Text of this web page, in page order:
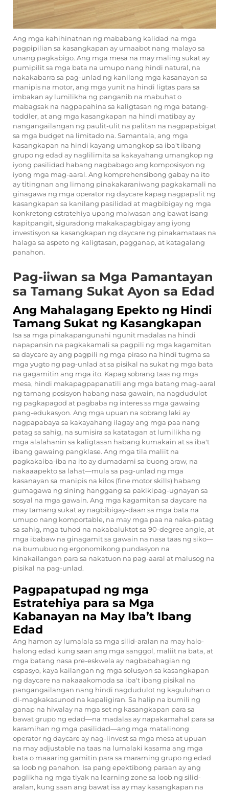
Ang mga kahihinatnan ng mababang kalidad na mga
pagpipilian sa kasangkapan ay umaabot nang malayo sa
unang pagkabigo. Ang mga mesa na may maling sukat ay
pumipilit sa mga bata na umupo nang hindi natural, na
nakakabarra sa pag-unlad ng kanilang mga kasanayan sa
manipis na motor, ang mga yunit na hindi ligtas para sa
imbakan ay lumilikha ng panganib na mabuhat o
mabagsak na nagpapahina sa kaligtasan ng mga batang-
toddler, at ang mga kasangkapan na hindi matibay ay
nangangailangan ng paulit-ulit na palitan na nagpapabigat
sa mga budget na limitado na. Samantala, ang mga
kasangkapan na hindi kayang umangkop sa iba't ibang
grupo ng edad ay naglilimita sa kakayahang umangkop ng
iyong pasilidad habang nagbabago ang komposisyon ng
iyong mga mag-aaral. Ang komprehensibong gabay na ito
ay titingnan ang limang pinakakaraniwang pagkakamali na
ginagawa ng mga operator ng daycare kapag nagpapalit ng
kasangkapan sa kanilang pasilidad at magbibigay ng mga
konkretong estratehiya upang maiwasan ang bawat isang
kapitpangit, siguradong makakapagbigay ang iyong
investisyon sa kasangkapan ng daycare ng pinakamataas na
halaga sa aspeto ng kaligtasan, pagganap, at katagalang
panahon.
Pag-iiwan sa Mga Pamantayan
sa Tamang Sukat Ayon sa Edad
Ang Mahalagang Epekto ng Hindi
Tamang Sukat ng Kasangkapan
Isa sa mga pinakapangunahi ngunit madalas na hindi
napapansin na pagkakamali sa pagpili ng mga kagamitan
sa daycare ay ang pagpili ng mga piraso na hindi tugma sa
mga yugto ng pag-unlad at sa pisikal na sukat ng mga bata
na gagamitin ang mga ito. Kapag sobrang taas ng mga
mesa, hindi makapagpapanatili ang mga batang mag-aaral
ng tamang posisyon habang nasa gawain, na nagdudulot
ng pagkapagod at pagbaba ng interes sa mga gawaing
pang-edukasyon. Ang mga upuan na sobrang laki ay
nagpapabaya sa kakayahang ilagay ang mga paa nang
patag sa sahig, na sumisira sa katatagan at lumilikha ng
mga alalahanin sa kaligtasan habang kumakain at sa iba't
ibang gawaing pangklase. Ang mga tila maliit na
pagkakaiba-iba na ito ay dumadami sa buong araw, na
nakaaapekto sa lahat—mula sa pag-unlad ng mga
kasanayan sa manipis na kilos (fine motor skills) habang
gumagawa ng sining hanggang sa pakikipag-ugnayan sa
sosyal na mga gawain. Ang mga kagamitan sa daycare na
may tamang sukat ay nagbibigay-daan sa mga bata na
umupo nang komportable, na may mga paa na naka-patag
sa sahig, mga tuhod na nakabaluktot sa 90-degree angle, at
mga ibabaw na ginagamit sa gawain na nasa taas ng siko—
na bumubuo ng ergonomikong pundasyon na
kinakailangan para sa nakatuon na pag-aaral at malusog na
pisikal na pag-unlad.
Pagpapatupad ng mga
Estratehiya para sa Mga
Kabanayan na May Iba’t Ibang
Edad
Ang hamon ay lumalala sa mga silid-aralan na may halo-
halong edad kung saan ang mga sanggol, maliit na bata, at
mga batang nasa pre-eskwela ay nagbabahagian ng
espasyo, kaya kailangan ng mga solusyon sa kasangkapan
ng daycare na nakaaakomoda sa iba't ibang pisikal na
pangangailangan nang hindi nagdudulot ng kaguluhan o
di-magkakasunod na kapaligiran. Sa halip na bumili ng
ganap na hiwalay na mga set ng kasangkapan para sa
bawat grupo ng edad—na madalas ay napakamahal para sa
karamihan ng mga pasilidad—ang mga matalinong
operator ng daycare ay nag-iinvest sa mga mesa at upuan
na may adjustable na taas na lumalaki kasama ang mga
bata o maaaring gamitin para sa maraming grupo ng edad
sa loob ng panahon. Isa pang epektibong paraan ay ang
paglikha ng mga tiyak na learning zone sa loob ng silid-
aralan, kung saan ang bawat isa ay may kasangkapan na